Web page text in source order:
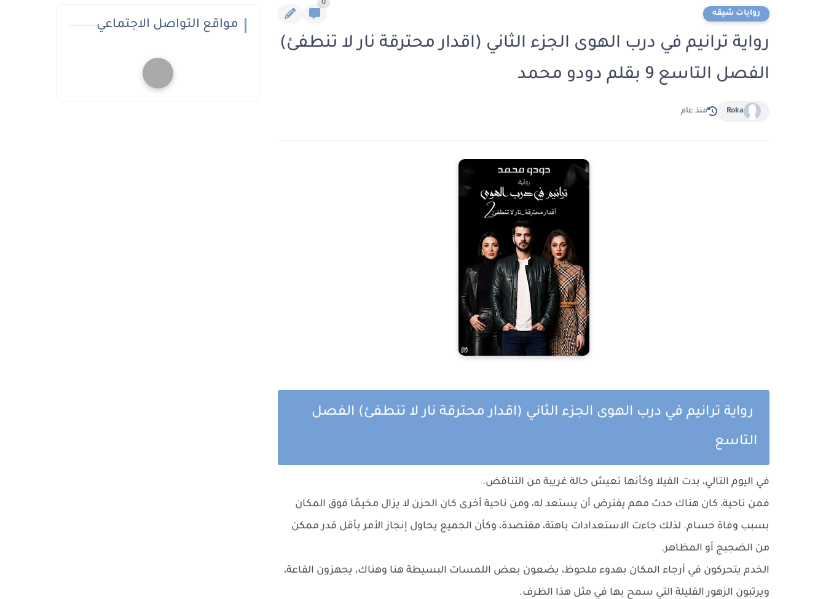
روايات شيقه
0
رواية ترانيم في درب الهوى الجزء الثاني (اقدار محترقة نار لا تنطفئ)
الفصل التاسع 9 بقلم دودو محمد
Roka منذ عام
رواية ترانيم في درب الهوى الجزء الثاني (اقدار محترقة نار لا تنطفئ) الفصل
التاسع
في اليوم التالي، بدت الفيلا وكأنها تعيش حالة غريبة من التناقض.
فمن ناحية، كان هناك حدث مهم يفترض أن يستعد له، ومن ناحية أخرى كان الحزن لا يزال مخيمًا فوق المكان
بسبب وفاة حسام. لذلك جاءت الاستعدادات باهتة، مقتصدة، وكأن الجميع يحاول إنجاز الأمر بأقل قدر ممكن
من الضجيج أو المظاهر.
الخدم يتحركون في أرجاء المكان بهدوء ملحوظ، يضعون بعض اللمسات البسيطة هنا وهناك، يجهزون القاعة،
ويرتبون الزهور القليلة التي سمح بها في مثل هذا الظرف.
مواقع التواصل الاجتماعي